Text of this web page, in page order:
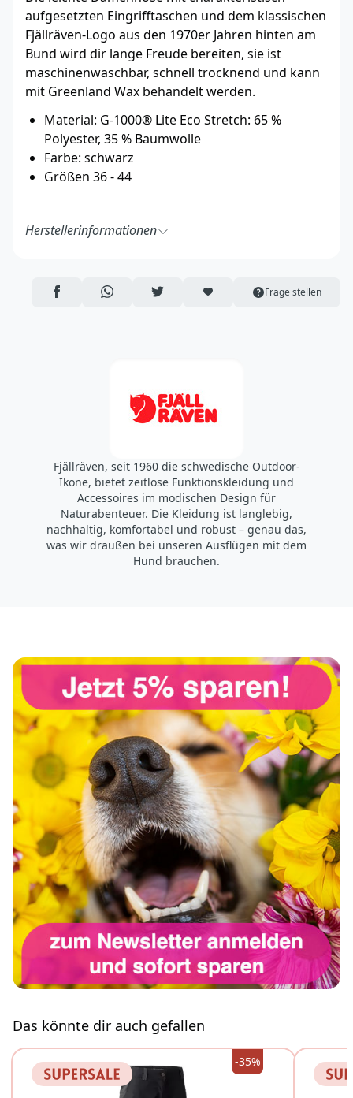
aufgesetzten Eingrifftaschen und dem klassischen
Fjällräven-Logo aus den 1970er Jahren hinten am
Bund wird dir lange Freude bereiten, sie ist
maschinenwaschbar, schnell trocknend und kann
mit Greenland Wax behandelt werden.
Material: G-1000® Lite Eco Stretch: 65 %
Polyester, 35 % Baumwolle
Farbe: schwarz
Größen 36 - 44
Herstellerinformationen
894 35 Själevad
Schweden
AUF FACEBOOK TEILEN
ÜBER WHATSAPP TEILEN
AUF TWITTER TEILENARTIKEL AUF DIE MERKLISTE
Frage stellen
Fjällräven, seit 1960 die schwedische Outdoor-
Ikone, bietet zeitlose Funktionskleidung und
Accessoires im modischen Design für
Naturabenteuer. Die Kleidung ist langlebig,
nachhaltig, komfortabel und robust – genau das,
was wir draußen bei unseren Ausflügen mit dem
Hund brauchen.
Das könnte dir auch gefallen
-35%